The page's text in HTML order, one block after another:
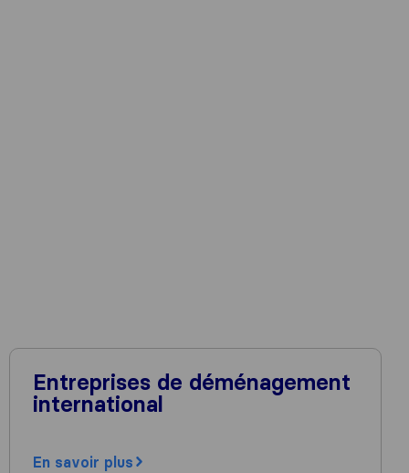
Entreprises de déménagement
international
En savoir plus